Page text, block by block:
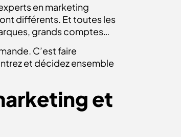
en marketing
différents. Et toutes les
grands comptes…
C’est faire
et décidez ensemble
et